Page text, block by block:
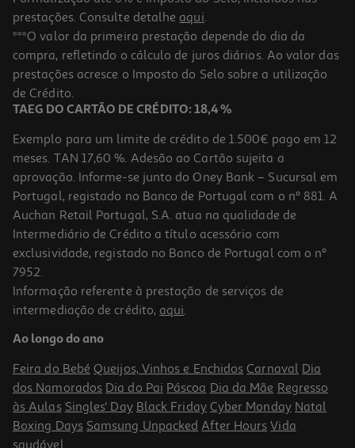
Forno Multifunções Teka Hbb 605 Com Sistema De Limpeza
Hydroclean 70l
349.99 €/un
349,99 €
Forno Multifunções Siemens Vb558c0s0 A+ 85l 3100w
1629.99 €/un
1.629,99 €
Indisponível online
prestações. Consulte detalhe aqui.
***O valor da primeira prestação depende do dia da
compra, refletindo o cálculo de juros diários. Ao valor das
prestações acresce o Imposto do Selo sobre a utilização
de Crédito.
TAEG DO CARTÃO DE CRÉDITO: 18,4 %
Exemplo para um limite de crédito de 1.500€ pago em 12
meses. TAN 17,60 %. Adesão ao Cartão sujeita a
aprovação. Informe-se junto do Oney Bank – Sucursal em
Portugal, registado no Banco de Portugal com o nº 881. A
Auchan Retail Portugal, S.A. atua na qualidade de
Intermediário de Crédito a título acessório com
exclusividade, registado no Banco de Portugal com o nº
7952.
Informação referente à prestação de serviços de
intermediação de crédito, aqui.
Ao longo do ano
Feira do Bebé Queijos, Vinhos e Enchidos Carnaval Dia
dos Namorados Dia do Pai Páscoa Dia da Mãe Regresso
às Aulas Singles' Day Black Friday Cyber Monday Natal
Boxing Days Samsung Unpacked After Hours Vida
saudável